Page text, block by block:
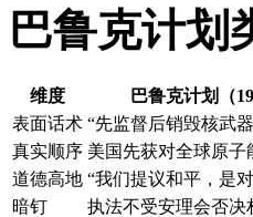
巴鲁克计划
维度 巴鲁克计划（
表面话术 “先监督后销毁核武
真实顺序 美国先获对全球原子
道德高地 “我们提议和平，是
暗钉
执法不受安理会否决